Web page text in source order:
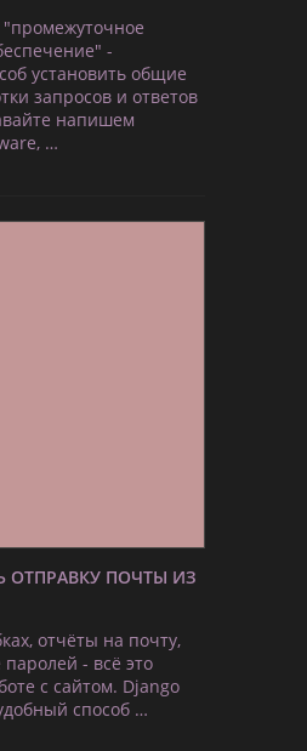
-
установить общие
запросов и ответов
напишем
…
ОТПРАВКУ ПОЧТЫ ИЗ
отчёты на почту,
- всё это
с сайтом. Django
способ …